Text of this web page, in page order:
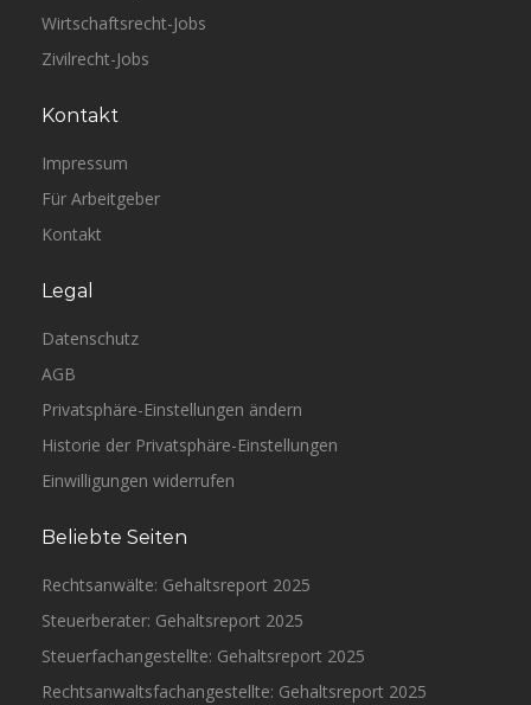
Wirtschaftsrecht-Jobs
Zivilrecht-Jobs
Kontakt
Impressum
Für Arbeitgeber
Kontakt
Legal
Datenschutz
AGB
Privatsphäre-Einstellungen ändern
Historie der Privatsphäre-Einstellungen
Einwilligungen widerrufen
Beliebte Seiten
Rechtsanwälte: Gehaltsreport 2025
Steuerberater: Gehaltsreport 2025
Steuerfachangestellte: Gehaltsreport 2025
Rechtsanwaltsfachangestellte: Gehaltsreport 2025